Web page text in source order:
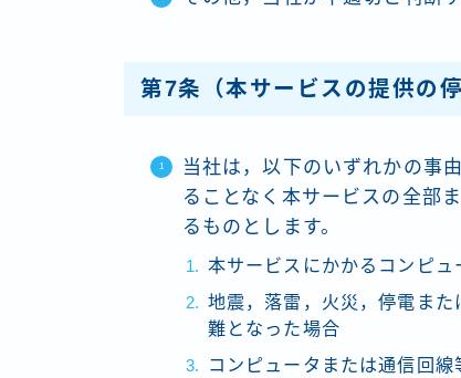
第7条（本サービスの提供の停
当社は，以下のいずれかの事
ることなく本サービスの全部
るものとします。
本サービスにかかるコンピ
地震，落雷，火災，停電ま
難となった場合
コンピュータまたは通信回